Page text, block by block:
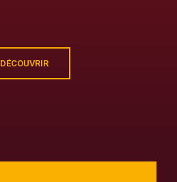
DÉCOUVRIR